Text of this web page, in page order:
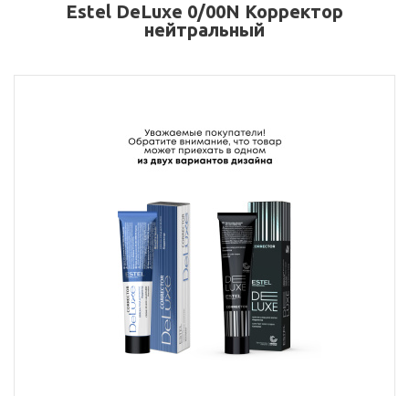
Estel DeLuxe 0/00N Корректор
нейтральный